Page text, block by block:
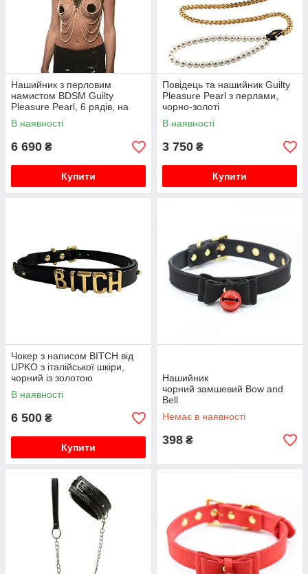
Нашийник з перловим
намистом BDSM Guilty
Pleasure Pearl, 6 рядів, на
зав'язках
В наявності
6 690 ₴
Купити
Повідець та нашийник Guilty
Pleasure Pearl з перлами,
чорно-золоті
В наявності
3 750 ₴
Купити
Чокер з написом BITCH від
UPKO з італійської шкіри,
чорний із золотою
фурнітурою, One Size
В наявності
6 500 ₴
Купити
Нашийник
чорний замшевий Bow and
Bell
Немає в наявності
398 ₴